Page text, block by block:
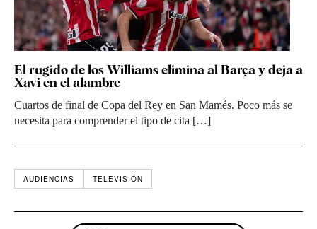
El rugido de los Williams elimina al Barça y deja a
Xavi en el alambre
Cuartos de final de Copa del Rey en San Mamés. Poco más se
necesita para comprender el tipo de cita […]
AUDIENCIAS TELEVISIÓN